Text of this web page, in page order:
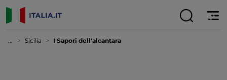
... Sicilia I Sapori dell'alcantara